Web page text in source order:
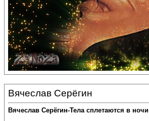
Вячеслав Серёгин
Вячеслав Серёгин-Тела сплетаются в ночи